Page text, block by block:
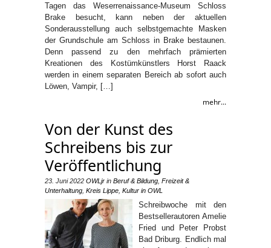
Tagen das Weserrenaissance-Museum Schloss
Brake besucht, kann neben der aktuellen
Sonderausstellung auch selbstgemachte Masken
der Grundschule am Schloss in Brake bestaunen.
Denn passend zu den mehrfach prämierten
Kreationen des Kostümkünstlers Horst Raack
werden in einem separaten Bereich ab sofort auch
Löwen, Vampir, […]
mehr...
Von der Kunst des
Schreibens bis zur
Veröffentlichung
23. Juni 2022 OWLjr in Beruf & Bildung Freizeit &
Unterhaltung Kreis Lippe Kultur in OWL
Schreibwoche mit den
Bestsellerautoren Amelie
Fried und Peter Probst
Bad Driburg. Endlich mal